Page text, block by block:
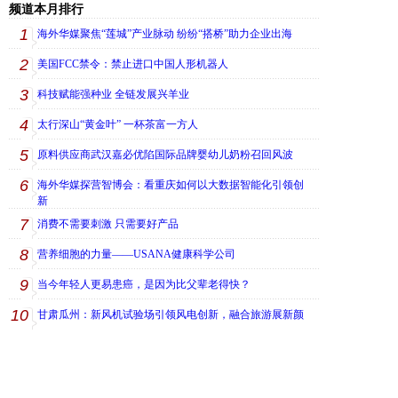
频道本月排行
1 海外华媒聚焦“莲城”产业脉动 纷纷“搭桥”助力企业出海
2 美国FCC禁令：禁止进口中国人形机器人
3 科技赋能强种业 全链发展兴羊业
4 太行深山“黄金叶” 一杯茶富一方人
5 原料供应商武汉嘉必优陷国际品牌婴幼儿奶粉召回风波
6
海外华媒探营智博会：看重庆如何以大数据智能化引领创
新
7 消费不需要刺激 只需要好产品
8 营养细胞的力量——USANA健康科学公司
9 当今年轻人更易患癌，是因为比父辈老得快？
10 甘肃瓜州：新风机试验场引领风电创新，融合旅游展新颜